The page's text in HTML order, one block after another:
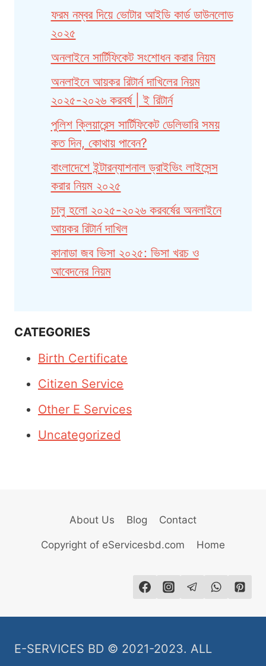
ফরম নম্বর দিয়ে ভোটার আইডি কার্ড ডাউনলোড
২০২৫
অনলাইনে সার্টিফিকেট সংশোধন করার নিয়ম
অনলাইনে আয়কর রিটার্ন দাখিলের নিয়ম
২০২৫-২০২৬ করবর্ষ | ই রিটার্ন
পুলিশ ক্লিয়ারেন্স সার্টিফিকেট ডেলিভারি সময়
কত দিন, কোথায় পাবেন?
বাংলাদেশে ইন্টারন্যাশনাল ড্রাইভিং লাইসেন্স
করার নিয়ম ২০২৫
চালু হলো ২০২৫-২০২৬ করবর্ষের অনলাইনে
আয়কর রিটার্ন দাখিল
কানাডা জব ভিসা ২০২৫: ভিসা খরচ ও
আবেদনের নিয়ম
CATEGORIES
Birth Certificate
Citizen Service
Other E Services
Uncategorized
About Us Blog Contact
Copyright of eServicesbd.com Home
E-SERVICES BD © 2021-2023. ALL